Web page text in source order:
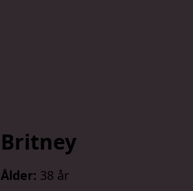
Britney
Ålder: 38 år